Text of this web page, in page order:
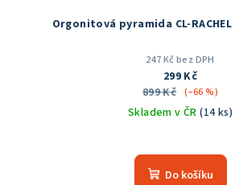
Orgonitová pyramida CL-RACHEL
247 Kč bez DPH
299 Kč
899 Kč (–66 %)
Skladem v ČR(14 ks)
hodnocení
produktu
Do košíku